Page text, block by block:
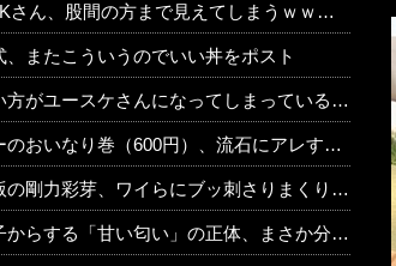
、股間の方まで見えてしまうｗｗｗｗｗｗｗｗｗ
またこういうのでいい丼をポスト
ースケさんになってしまっているという事実←これ
600円）、流石にアレすぎて賛否両論の大炎上をしてしまうw w w w w w w
ワイらにブッ刺さりまくりと話題にw w w w w w w w w w w w w
」の正体、まさか分からないDTなんておらんよな？よな？w w w w w w w w w w w